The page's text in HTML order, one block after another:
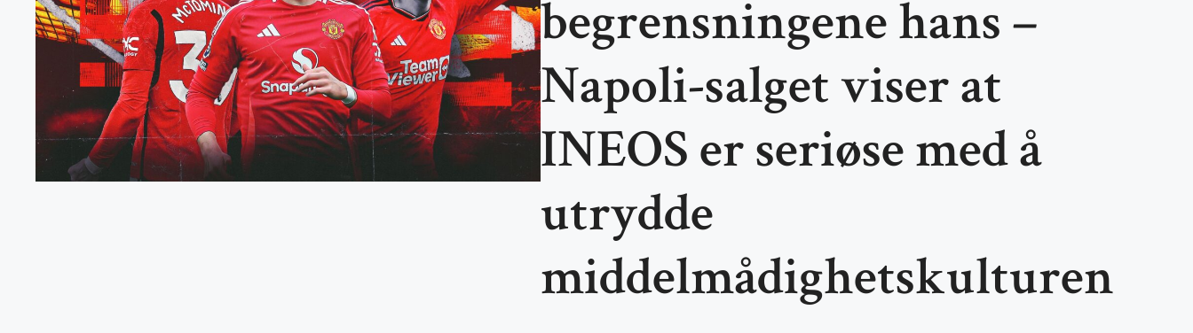
begrensningene hans –
Napoli-salget viser at
INEOS er seriøse med å
utrydde
middelmådighetskulturen